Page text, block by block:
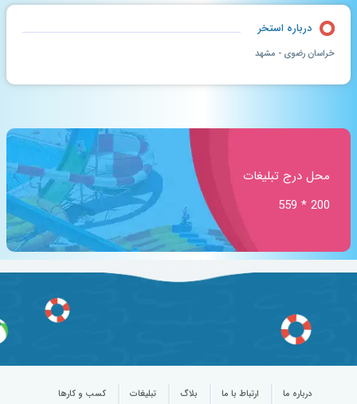
درباره استخر
خراسان رضوی - مشهد
محل درج تبلیغات
200 * 559
درباره ما ارتباط با ما بلاگ تبلیغات کسب و کارها